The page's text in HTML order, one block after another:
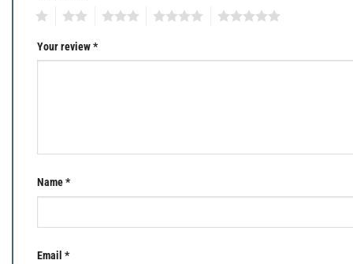
Your review*
Name*
Email *